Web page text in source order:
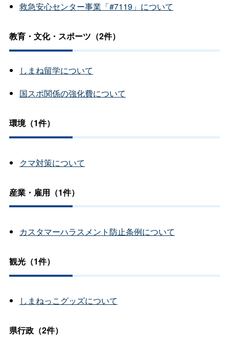
救急安心センター事業「#7119」について
教育・文化・スポーツ（2件）
しまね留学について
国スポ関係の強化費について
環境（1件）
クマ対策について
産業・雇用（1件）
カスタマーハラスメント防止条例について
観光（1件）
しまねっこグッズについて
県行政（2件）